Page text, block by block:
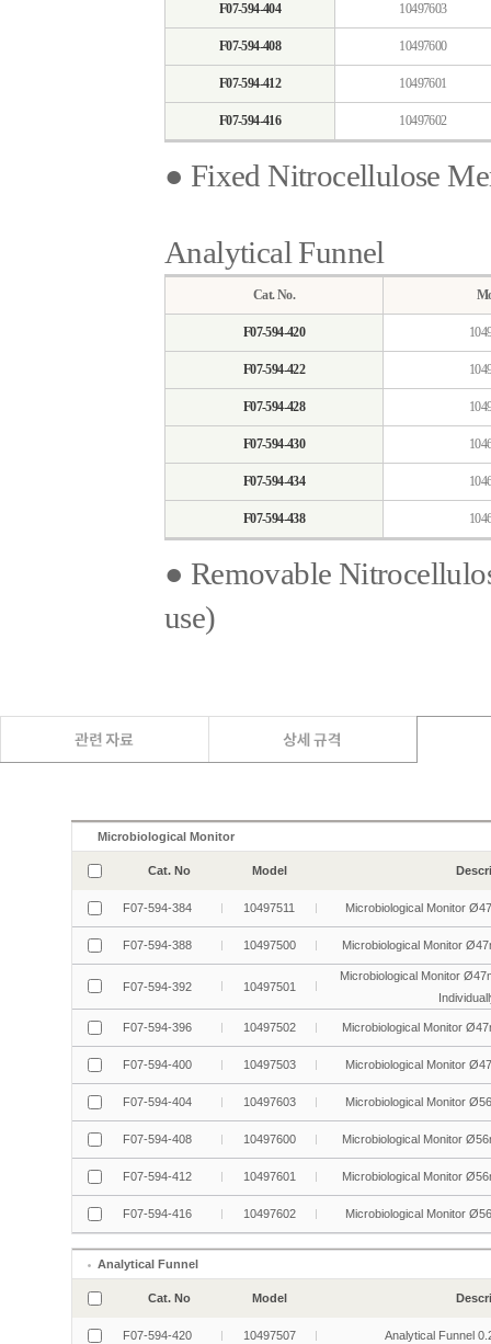
F07-594-404 10497603
F07-594-408 10497600
F07-594-412 10497601
F07-594-416 10497602
● Fixed Nitrocellulose
Analytical Funnel
Cat. No.
F07-594-420
F07-594-422
F07-594-428
F07-594-430
F07-594-434
F07-594-438
● Removable
use)